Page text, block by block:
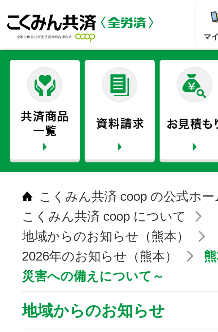
マ
こくみん共済 coop の公式ホ
こくみん共済 coop について
地域からのお知らせ（熊本）
2026年のお知らせ（熊本）
災害への備えについて～
地域からのお知らせ